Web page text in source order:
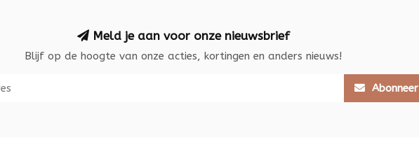
Meld je aan voor onze nieuwsbrief
Blijf op de hoogte van onze acties, kortingen en anders nieuws!
Abonneer